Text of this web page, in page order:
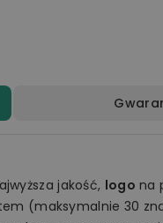
jakość, logo na
(maksymalnie 30